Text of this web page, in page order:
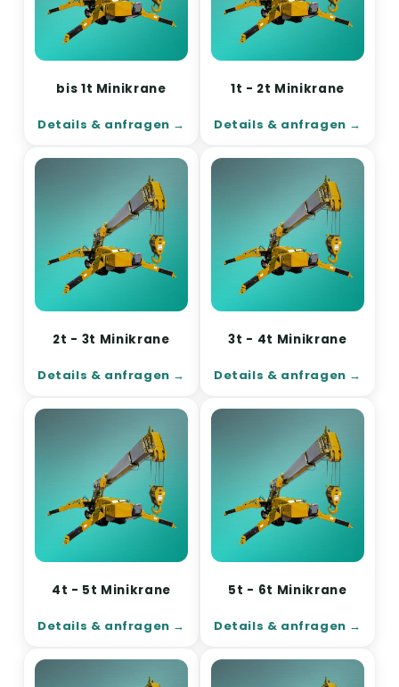
bis 1t Minikrane
Details & anfragen
1t - 2t Minikrane
Details & anfragen
2t - 3t Minikrane
Details & anfragen
3t - 4t Minikrane
Details & anfragen
4t - 5t Minikrane
Details & anfragen
5t - 6t Minikrane
Details & anfragen